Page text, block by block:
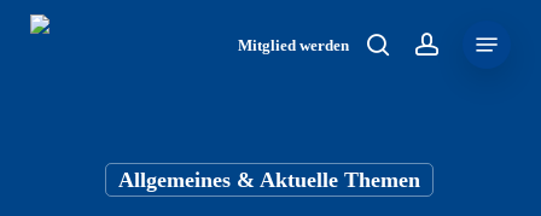
Skip
Mitglied werden searchaccount
Allgemeines & Aktuelle Themen